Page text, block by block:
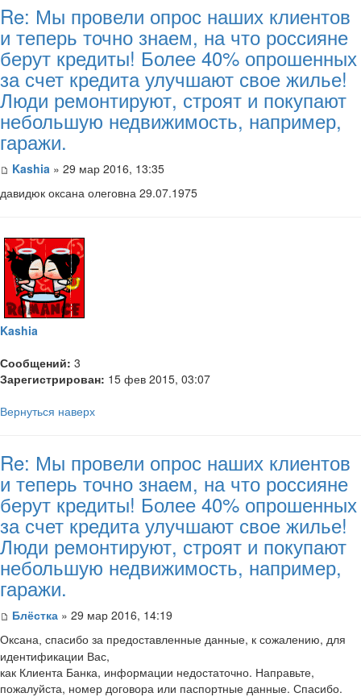
Re: Мы провели опрос наших клиентов
и теперь точно знаем, на что россияне
берут кредиты! Более 40% опрошенных
за счет кредита улучшают свое жилье!
Люди ремонтируют, строят и покупают
небольшую недвижимость, например,
гаражи.
Kashia » 29 мар 2016, 13:35
давидюк оксана олеговна 29.07.1975
Kashia
Сообщений: 3
Зарегистрирован: 15 фев 2015, 03:07
Вернуться наверх
Re: Мы провели опрос наших клиентов
и теперь точно знаем, на что россияне
берут кредиты! Более 40% опрошенных
за счет кредита улучшают свое жилье!
Люди ремонтируют, строят и покупают
небольшую недвижимость, например,
гаражи.
Блёстка » 29 мар 2016, 14:19
Оксана, спасибо за предоставленные данные, к сожалению, для
идентификации Вас,
как Клиента Банка, информации недостаточно. Направьте,
пожалуйста, номер договора или паспортные данные. Спасибо.